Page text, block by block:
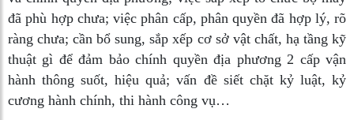
đã phù hợp chưa; việc phân cấp, phân quyền đã hợp lý, rõ
ràng chưa; cần bổ sung, sắp xếp cơ sở vật chất, hạ tầng kỹ
thuật gì để đảm bảo chính quyền địa phương 2 cấp vận
hành thông suốt, hiệu quả; vấn đề siết chặt kỷ luật, kỷ
cương hành chính, thi hành công vụ…